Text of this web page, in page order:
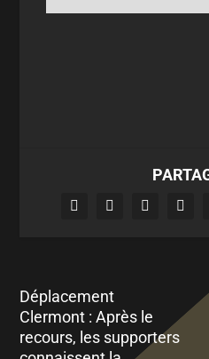
Déplacement
Clermont : Après le
recours, les supporters